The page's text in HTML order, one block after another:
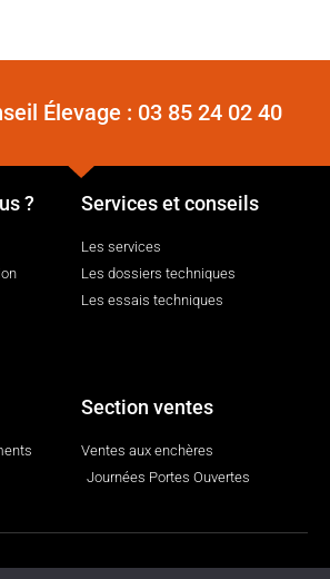
Élevage : 03 85 24 02 40
? Services et conseils
Les services
Les dossiers techniques
Les essais techniques
Section ventes
Ventes aux enchères
Journées Portes Ouvertes